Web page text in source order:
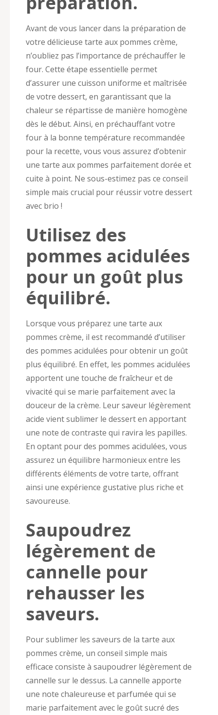
Avant de vous lancer dans la préparation de
votre délicieuse tarte aux pommes crème,
n’oubliez pas l’importance de préchauffer le
four. Cette étape essentielle permet
d’assurer une cuisson uniforme et maîtrisée
de votre dessert, en garantissant que la
chaleur se répartisse de manière homogène
dès le début. Ainsi, en préchauffant votre
four à la bonne température recommandée
pour la recette, vous vous assurez d’obtenir
une tarte aux pommes parfaitement dorée et
cuite à point. Ne sous-estimez pas ce conseil
simple mais crucial pour réussir votre dessert
avec brio !
Utilisez des
pommes acidulées
pour un goût plus
équilibré.
Lorsque vous préparez une tarte aux
pommes crème, il est recommandé d’utiliser
des pommes acidulées pour obtenir un goût
plus équilibré. En effet, les pommes acidulées
apportent une touche de fraîcheur et de
vivacité qui se marie parfaitement avec la
douceur de la crème. Leur saveur légèrement
acide vient sublimer le dessert en apportant
une note de contraste qui ravira les papilles.
En optant pour des pommes acidulées, vous
assurez un équilibre harmonieux entre les
différents éléments de votre tarte, offrant
ainsi une expérience gustative plus riche et
savoureuse.
Saupoudrez
légèrement de
cannelle pour
rehausser les
saveurs.
Pour sublimer les saveurs de la tarte aux
pommes crème, un conseil simple mais
efficace consiste à saupoudrer légèrement de
cannelle sur le dessus. La cannelle apporte
une note chaleureuse et parfumée qui se
marie parfaitement avec le goût sucré des